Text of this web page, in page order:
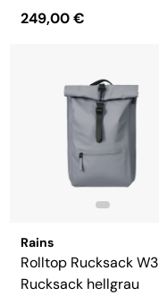
249,00 €
Rains
Rolltop Rucksack W3
Rucksack hellgrau